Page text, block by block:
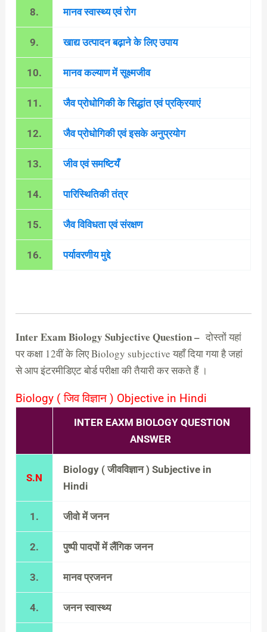
8. मानव स्वास्थ्य एवं रोग
9. खाद्य उत्पादन बढ़ाने के लिए उपाय
10. मानव कल्याण में सूक्ष्मजीव
11. जैव प्रोधोगिकी के सिद्धांत एवं प्रक्रियाएं
12. जैव प्रोधोगिकी एवं इसके अनुप्रयोग
13. जीव एवं समष्टियँ
14. पारिस्थितिकी तंत्र
15. जैव विविधता एवं संरक्षण
16. पर्यावरणीय मुद्दे
Inter Exam Biology Subjective Question – दोस्तों यहां
पर कक्षा 12वीं के लिए Biology subjective यहाँ दिया गया है जहां
से आप इंटरमीडिएट बोर्ड परीक्षा की तैयारी कर सकते हैं ।
Biology ( जिव विज्ञान ) Objective in Hindi
INTER EAXM BIOLOGY QUESTION
ANSWER
S.N
Biology ( जीवविज्ञान ) Subjective in
Hindi
1. जीवो में जनन
2. पुष्पी पादपों में लैंगिक जनन
3. मानव प्रजनन
4. जनन स्वास्थ्य